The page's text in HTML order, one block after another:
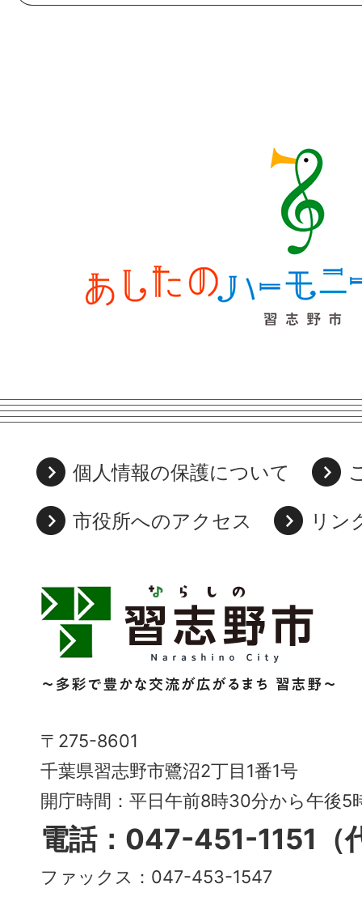
個人情報の保護について
市役所へのアクセス
リン
習
志
野
市
Narashino
City
～
多
彩
で
〒275-8601
千葉県習志野市鷺沼2丁目1番1号
開庁時間：平日午前8時30分から午後5
電話：047-451-1151（
ファックス：047-453-1547